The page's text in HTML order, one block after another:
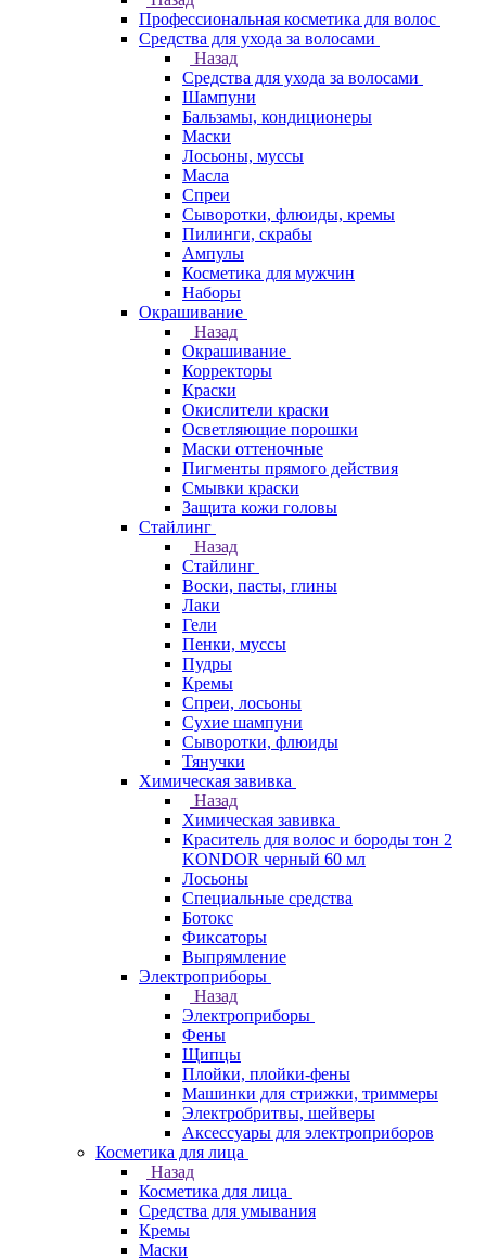
Профессиональная косметика для волос
Средства для ухода за волосами
Назад
Средства для ухода за волосами
Шампуни
Бальзамы, кондиционеры
Маски
Лосьоны, муссы
Масла
Спреи
Сыворотки, флюиды, кремы
Пилинги, скрабы
Ампулы
Косметика для мужчин
Наборы
Окрашивание
Назад
Окрашивание
Корректоры
Краски
Окислители краски
Осветляющие порошки
Маски оттеночные
Пигменты прямого действия
Смывки краски
Защита кожи головы
Стайлинг
Назад
Стайлинг
Воски, пасты, глины
Лаки
Гели
Пенки, муссы
Пудры
Кремы
Спреи, лосьоны
Сухие шампуни
Сыворотки, флюиды
Тянучки
Химическая завивка
Назад
Химическая завивка
Краситель для волос и бороды тон 2
KONDOR черный 60 мл
Лосьоны
Специальные средства
Ботокс
Фиксаторы
Выпрямление
Электроприборы
Назад
Электроприборы
Фены
Щипцы
Плойки, плойки-фены
Машинки для стрижки, триммеры
Электробритвы, шейверы
Аксессуары для электроприборов
Косметика для лица
Назад
Косметика для лица
Средства для умывания
Кремы
Маски